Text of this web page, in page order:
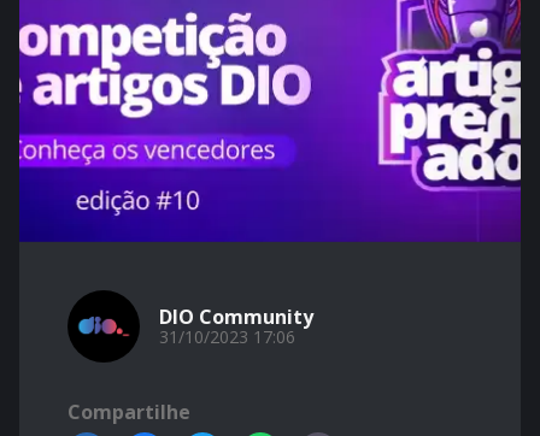
DIO Community
31/10/2023 17:06
Compartilhe